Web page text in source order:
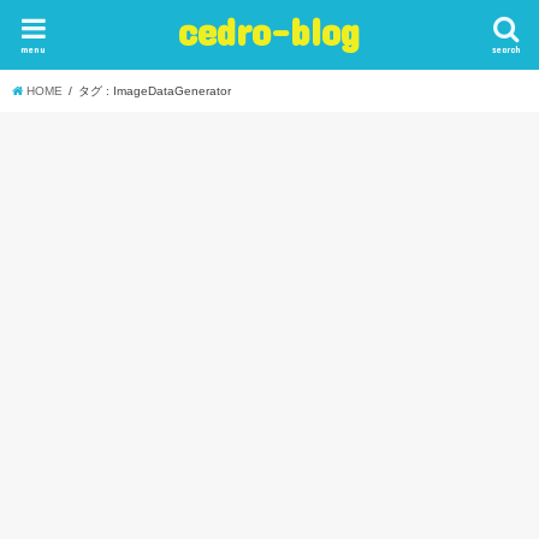
cedro-blog search
menu
HOME タグ : ImageDataGenerator